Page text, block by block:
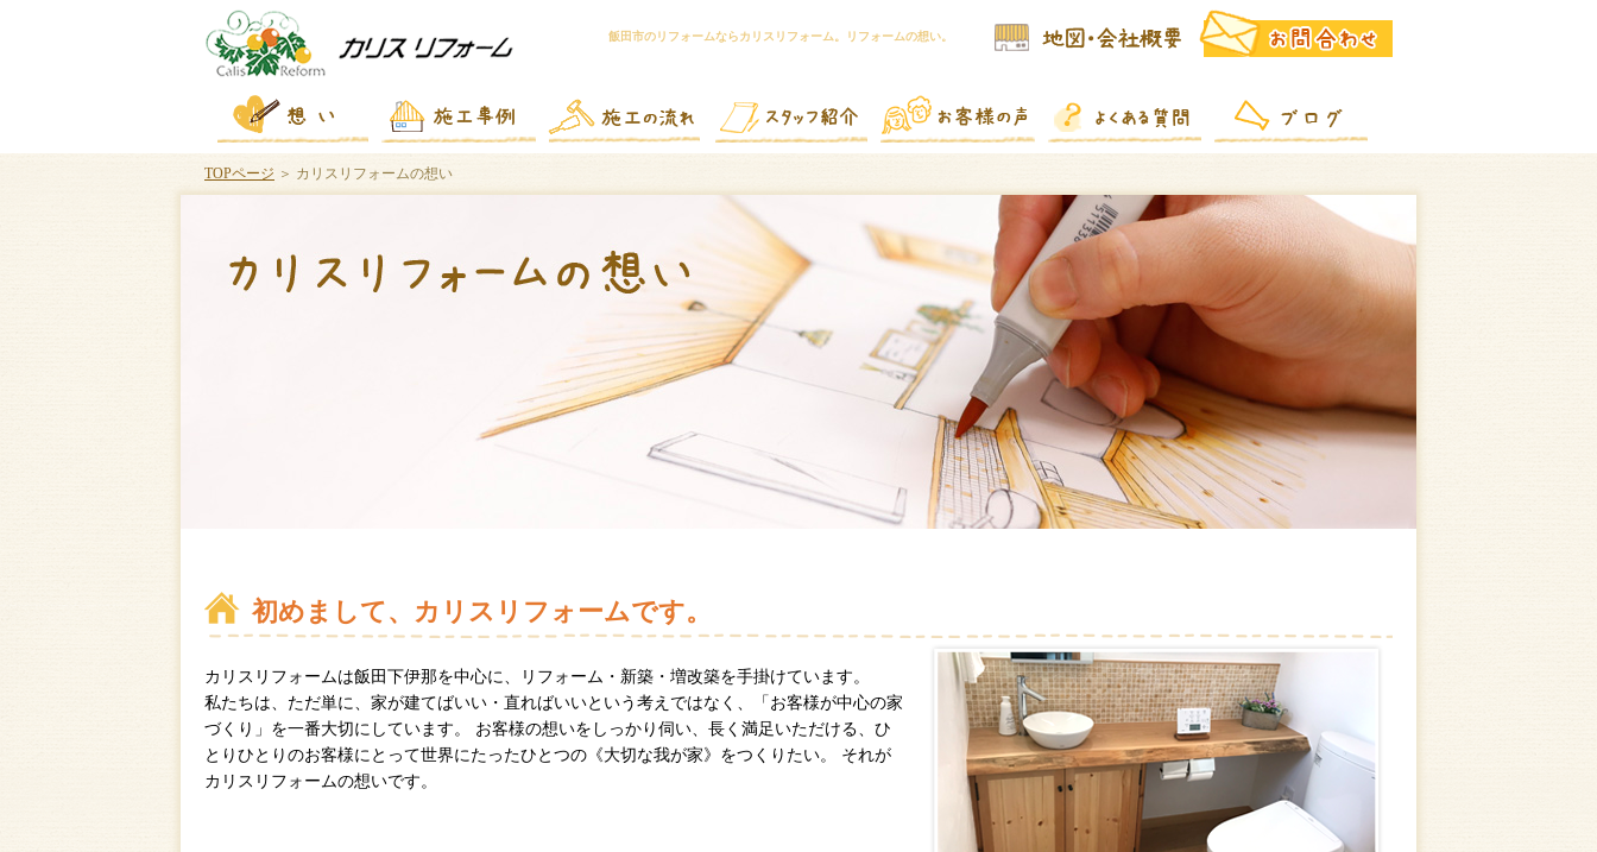
飯田市のリフォームならカリスリフォーム。リフォームの想い。
TOPページ ＞ カリスリフォームの想い
初めまして、カリスリフォームです。
カリスリフォームは飯田下伊那を中心に、リフォーム・新築・増改築を手掛けています。
私たちは、ただ単に、家が建てばいい・直ればいいという考えではなく、「お客様が中心の家
づくり」を一番大切にしています。 お客様の想いをしっかり伺い、長く満足いただける、ひ
とりひとりのお客様にとって世界にたったひとつの《大切な我が家》をつくりたい。 それが
カリスリフォームの想いです。